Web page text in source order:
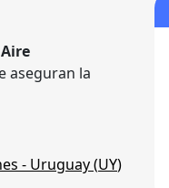
aseguran la
- Uruguay (UY)